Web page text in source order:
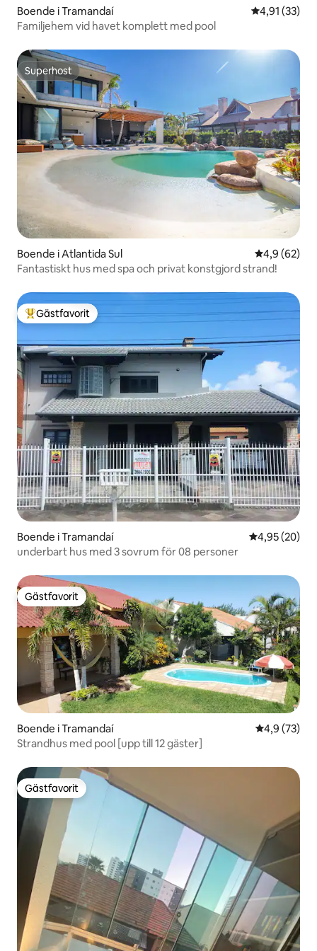
Boende i Tramandaí 4,91 av 5 i
4,91 (33)
Familjehem vid havet komplett med pool
Superhost
Superhost
Boende i Atlantida Sul 4,9 av 5 i
4,9 (62)
Fantastiskt hus med spa och privat konstgjord strand!
Populär gästfavorit
Gästfavorit
Boende i Tramandaí 4,95 av 5 i
4,95 (20)
underbart hus med 3 sovrum för 08 personer
Gästfavorit
Gästfavorit
Boende i Tramandaí 4,9 av 5 i
4,9 (73)
Strandhus med pool [upp till 12 gäster]
Gästfavorit
Gästfavorit